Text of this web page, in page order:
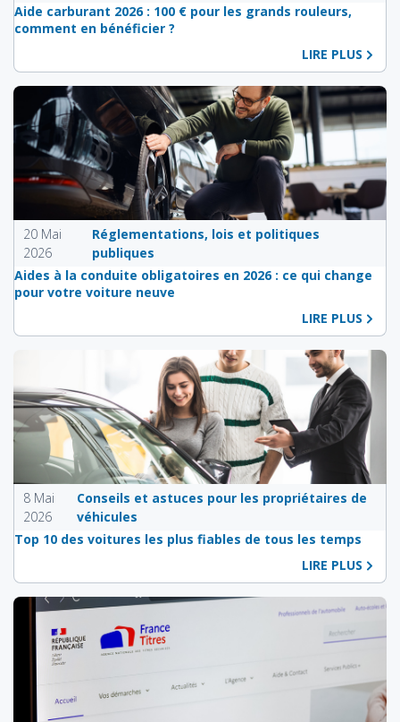
Aide carburant 2026 : 100 € pour les grands rouleurs,
comment en bénéficier ?
LIRE PLUS
20 Mai
2026
Réglementations, lois et politiques
publiques
Aides à la conduite obligatoires en 2026 : ce qui change
pour votre voiture neuve
LIRE PLUS
8 Mai
2026
Conseils et astuces pour les propriétaires de
véhicules
Top 10 des voitures les plus fiables de tous les temps
LIRE PLUS